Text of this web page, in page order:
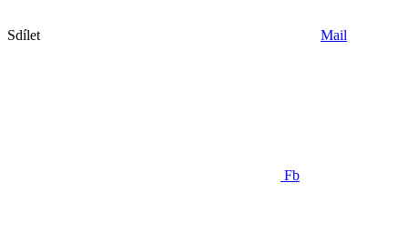
Sdílet Mail
Fb